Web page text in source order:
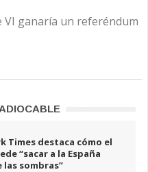
VI ganaría un referéndum
Times destaca cómo el
“sacar a la España
las sombras”